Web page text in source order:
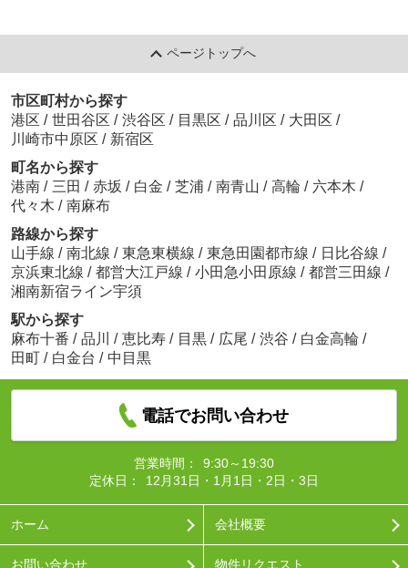
ページトップへ
市区町村から探す
港区 / 世田谷区 / 渋谷区 / 目黒区 / 品川区 / 大田区 /
川崎市中原区 / 新宿区
町名から探す
港南 / 三田 / 赤坂 / 白金 / 芝浦 / 南青山 / 高輪 / 六本木 /
代々木 / 南麻布
路線から探す
山手線 / 南北線 / 東急東横線 / 東急田園都市線 / 日比谷線 /
京浜東北線 / 都営大江戸線 / 小田急小田原線 / 都営三田線 /
湘南新宿ライン宇須
駅から探す
麻布十番 / 品川 / 恵比寿 / 目黒 / 広尾 / 渋谷 / 白金高輪 /
田町
/ 白金台 / 中目黒
電話でお問い合わせ
営業時間：
9:30～19:30
定休日：
12月31日・1月1日・2日・3日
ホーム 会社概要
お問い合わせ 物件リクエスト